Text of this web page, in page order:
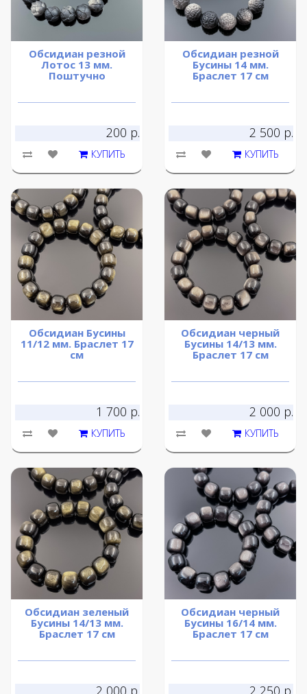
Обсидиан резной
Лотос 13 мм.
Поштучно
200 р.
КУПИТЬ
Обсидиан резной
Бусины 14 мм.
Браслет 17 см
2 500 р.
КУПИТЬ
Обсидиан Бусины
11/12 мм. Браслет 17
см
1 700 р.
КУПИТЬ
Обсидиан черный
Бусины 14/13 мм.
Браслет 17 см
2 000 р.
КУПИТЬ
Обсидиан зеленый
Бусины 14/13 мм.
Браслет 17 см
Обсидиан черный
Бусины 16/14 мм.
Браслет 17 см